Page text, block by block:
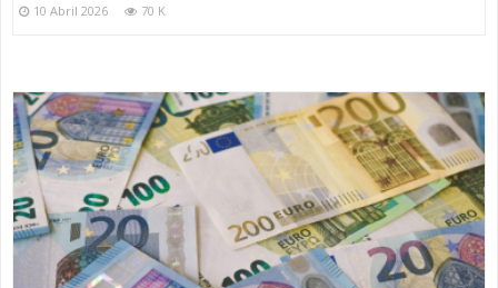
10 Abril 2026 70 K